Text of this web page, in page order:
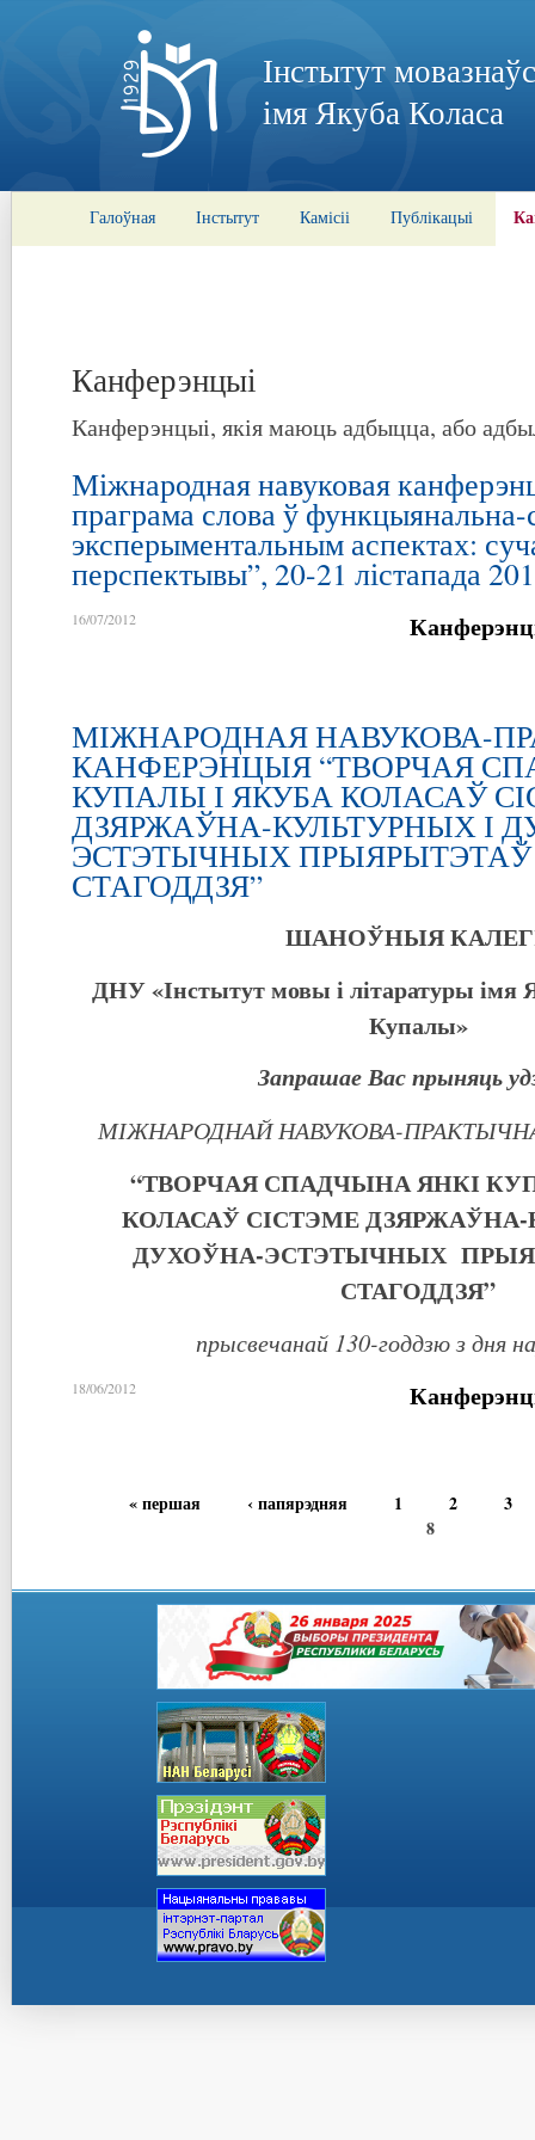
Інстытут
імя Якуба Коласа
Галоўная Інстытут Камісіі Публікацыі
Канферэнцыі
Канферэнцыі, якія маюць адбыцца, або
Міжнародная навуковая
праграма слова ў
эксперыментальным аспектах:
перспектывы”, 20-21 лістапада
16/07/2012
МІЖНАРОДНАЯ НАВУКОВА-
КАНФЕРЭНЦЫЯ “ТВОРЧАЯ
КУПАЛЫ І ЯКУБА КОЛАСАЎ
ДЗЯРЖАЎНА-КУЛЬТУРНЫХ І
ЭСТЭТЫЧНЫХ ПРЫЯРЫТЭТАЎ
СТАГОДДЗЯ”
ШАНОЎНЫЯ
ДНУ «Інстытут мовы і літаратуры імя
Купалы»
Запрашае Вас прыняць
МІЖНАРОДНАЙ НАВУКОВА-
“ТВОРЧАЯ СПАДЧЫНА ЯНКІ
КОЛАСАЎ СІСТЭМЕ
ДУХОЎНА-ЭСТЭТЫЧНЫХ
СТАГОДДЗЯ”
прысвечанай 130-годдзю з дня
18/06/2012
« першая ‹ папярэдняя 1 2
3
8